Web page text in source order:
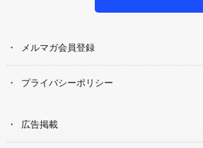
メルマガ会員登録
プライバシーポリシー
広告掲載